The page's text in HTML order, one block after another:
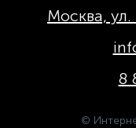
Москва,
8
©